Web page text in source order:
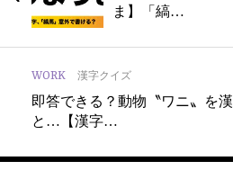
ま】「縞…
WORK 漢字クイズ
即答できる？動物〝ワニ〟を漢
と…【漢字…